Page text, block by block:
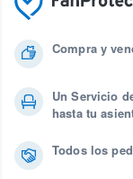
Compra y
Un Servicio
hasta tu
Todos los